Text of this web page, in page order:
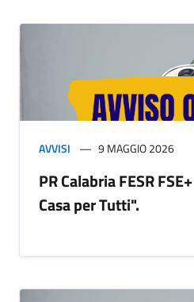
AVVISI 9 MAGGIO 2026
PR Calabria FESR
Casa per Tutti".